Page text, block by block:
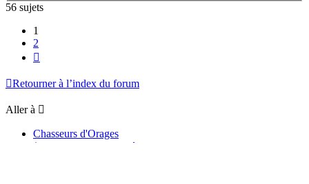
56 sujets
1
2
Retourner à l’index du forum
Aller à
Chasseurs d'Orages
↳ Annonces, actualités et information du site et du forum